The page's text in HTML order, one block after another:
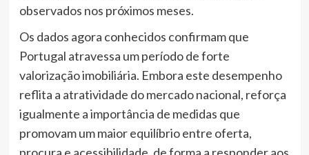
observados nos próximos meses.
Os dados agora conhecidos confirmam que
Portugal atravessa um período de forte
valorização imobiliária. Embora este desempenho
reflita a atratividade do mercado nacional, reforça
igualmente a importância de medidas que
promovam um maior equilíbrio entre oferta,